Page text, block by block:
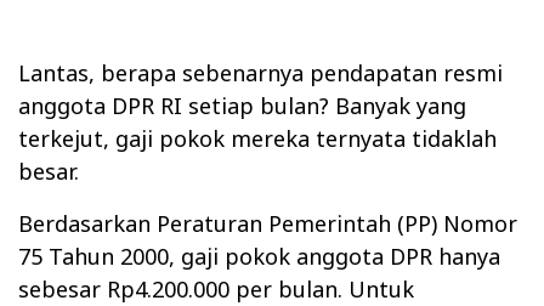
Lantas, berapa sebenarnya pendapatan resmi
anggota DPR RI setiap bulan? Banyak yang
terkejut, gaji pokok mereka ternyata tidaklah
besar.
Berdasarkan Peraturan Pemerintah (PP) Nomor
75 Tahun 2000, gaji pokok anggota DPR hanya
sebesar Rp4.200.000 per bulan. Untuk